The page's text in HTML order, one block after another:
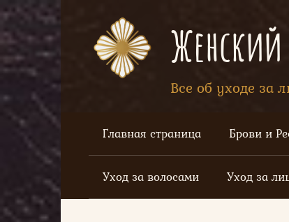
Перейти
к
контенту
Женский
Все об уходе за
Главная страница Брови и
Уход за волосами Уход за